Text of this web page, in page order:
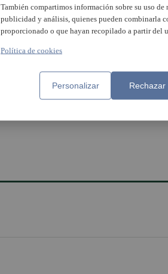
También compartimos información sobre su uso
publicidad y análisis, quienes pueden combinarla
proporcionado o que hayan recopilado a partir del
Política de cookies
Personalizar Rechazar